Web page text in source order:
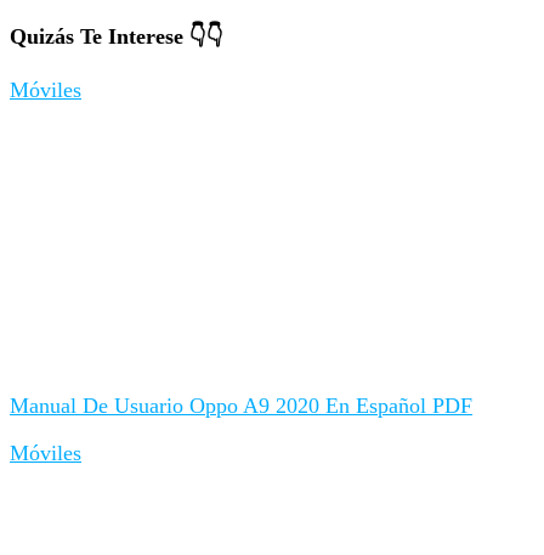
Quizás Te Interese 👇👇
Móviles
Manual De Usuario Oppo A9 2020 En Español PDF
Móviles